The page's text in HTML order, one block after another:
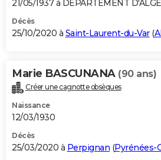
21/05/1937 à DEPARTEMENT
Décès
25/10/2020 à Saint-Laurent-du-Var(
Marie BASCUNANA (90 ans)
Créer une cagnotte obsèques
Naissance
12/03/1930
Décès
25/03/2020 à Perpignan (Pyrénées-